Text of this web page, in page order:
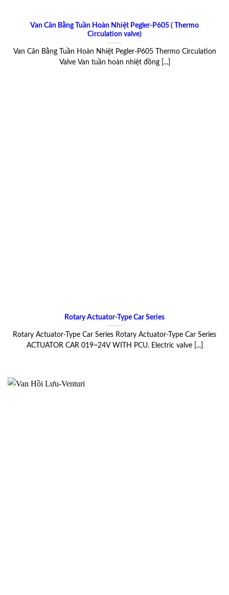
Van Cân Bằng Tuần Hoàn Nhiệt Pegler-P605 ( Thermo
Circulation valve)
Van Cân Bằng Tuần Hoàn Nhiệt Pegler-P605 Thermo Circulation
Valve Van tuần hoàn nhiệt đồng [...]
Rotary Actuator-Type Car Series
Rotary Actuator-Type Car Series Rotary Actuator-Type Car Series
ACTUATOR CAR 019~24V WITH PCU. Electric valve [...]